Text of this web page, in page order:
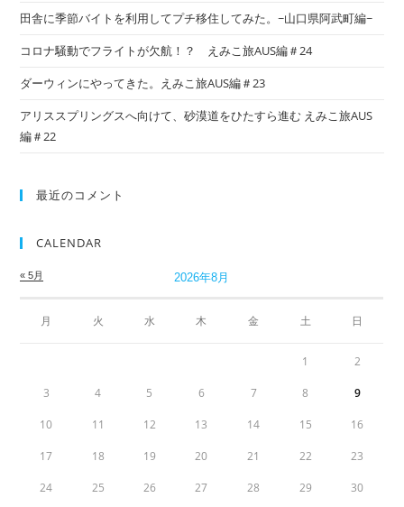
田舎に季節バイトを利用してプチ移住してみた。~山口県阿武町編~
コロナ騒動でフライトが欠航！？ えみこ旅AUS編＃24
ダーウィンにやってきた。えみこ旅AUS編＃23
アリススプリングスへ向けて、砂漠道をひたすら進む えみこ旅AUS
編＃22
最近のコメント
CALENDAR
2026年8月
月 火 水 木 金 土 日
« 5月
1 2
3 4 5 6 7 8 9
10 11 12 13 14 15 16
17 18 19 20 21 22 23
24 25 26 27 28 29 30